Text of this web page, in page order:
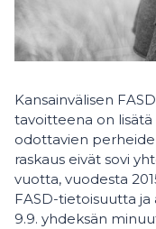
Kansainvälisen
tavoitteena on
odottavien
raskaus eivät sovi
vuotta, vuodesta
FASD-tietoisuutta ja
9.9. yhdeksän